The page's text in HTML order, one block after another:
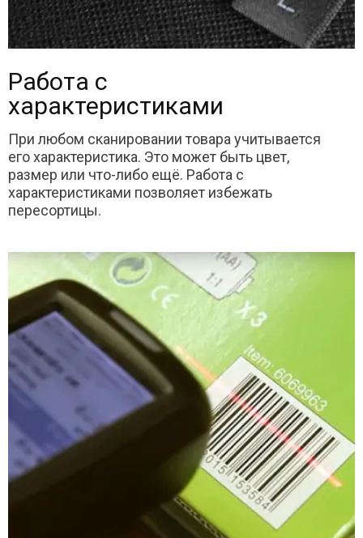
Работа с
характеристиками
При любом сканировании товара учитывается
его характеристика. Это может быть цвет,
размер или что-либо ещё. Работа с
характеристиками позволяет избежать
пересортицы.